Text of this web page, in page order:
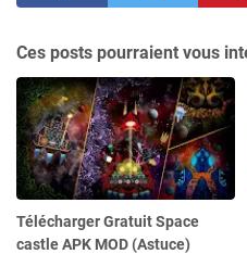
Ces posts pourraient vous
Télécharger Gratuit Space
castle APK MOD (Astuce)